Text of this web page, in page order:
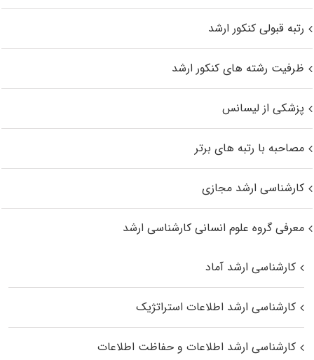
رتبه قبولی کنکور ارشد
ظرفیت رشته های کنکور ارشد
پزشکی از لیسانس
مصاحبه با رتبه های برتر
کارشناسی ارشد مجازی
معرفی گروه علوم انسانی کارشناسی ارشد
کارشناسی ارشد آماد
کارشناسی ارشد اطلاعات استراتژیک
کارشناسی ارشد اطلاعات و حفاظت اطلاعات